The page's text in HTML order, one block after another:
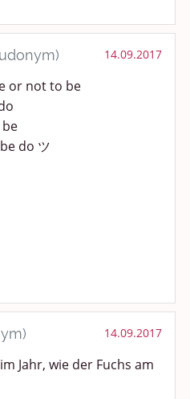
14.09.2017
or not to be
do ツ
14.09.2017
Jahr, wie der Fuchs am